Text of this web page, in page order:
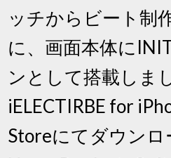
ッチからビート制
に、画面本体に
ンとして搭載しま
iELECTIRBE for
Storeにてダウンロ